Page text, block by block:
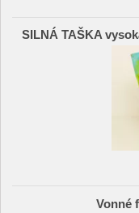
SILNÁ TAŠKA
Vonné